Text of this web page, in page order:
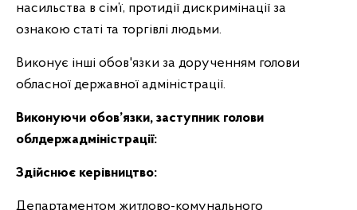
насильства в сім’ї, протидії дискримінації за
ознакою статі та торгівлі людьми.
Виконує інші обов'язки за дорученням голови
обласної державної адміністрації.
Виконуючи обов’язки, заступник голови
облдержадміністрації:
Здійснює керівництво:
Департаментом житлово-комунального